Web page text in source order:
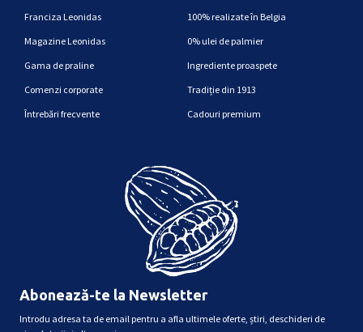
Franciza Leonidas
Magazine Leonidas
Gama de praline
Comenzi corporate
Întrebări frecvente
100% realizate în Belgia
0% ulei de palmier
Ingrediente proaspete
Tradiție din 1913
Cadouri premium
Abonează-te la Newsletter
Introdu adresa ta de email pentru a afla ultimele oferte, știri, deschideri de